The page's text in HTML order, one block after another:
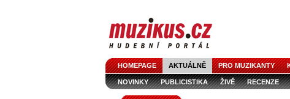
HOMEPAGE AKTUÁLNĚ PRO MUZIKANTY
NOVINKY PUBLICISTIKA ŽIVĚ RECENZE